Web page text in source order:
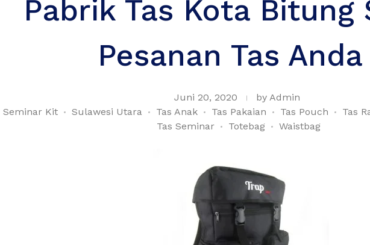
Pabrik Tas Kota Bitung
Pesanan Tas Anda
Juni 20, 2020 by Admin
Seminar Kit
Sulawesi Utara Tas Anak Tas Pakaian Tas Pouch Tas
Tas Seminar
Totebag Waistbag